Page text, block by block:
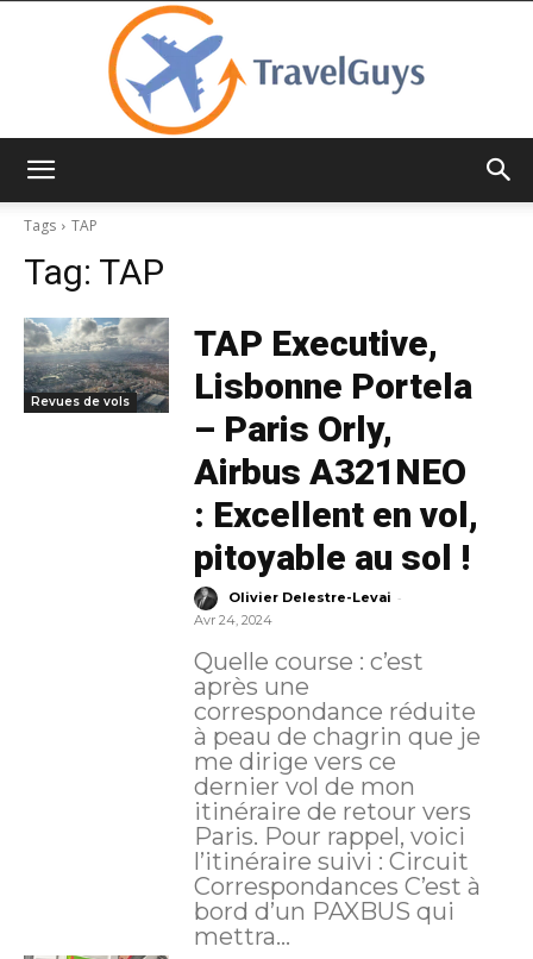
Tags
TAP
Tag: TAP
Revues de vols
TAP Executive,
Lisbonne Portela
– Paris Orly,
Airbus A321NEO
: Excellent en vol,
pitoyable au sol !
Olivier Delestre-Levai -
Avr 24, 2024
Quelle course : c’est
après une
correspondance réduite
à peau de chagrin que je
me dirige vers ce
dernier vol de mon
itinéraire de retour vers
Paris. Pour rappel, voici
l’itinéraire suivi : Circuit
Correspondances C’est à
bord d’un PAXBUS qui
mettra...